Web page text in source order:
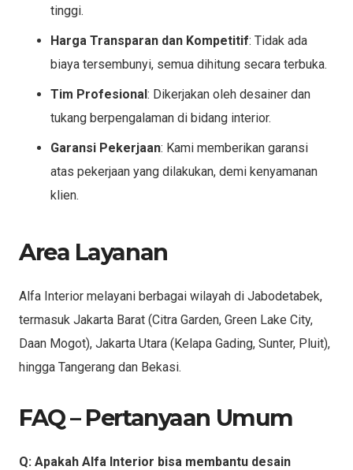
tinggi.
Harga Transparan dan Kompetitif: Tidak ada
biaya tersembunyi, semua dihitung secara terbuka.
Tim Profesional: Dikerjakan oleh desainer dan
tukang berpengalaman di bidang interior.
Garansi Pekerjaan: Kami memberikan garansi
atas pekerjaan yang dilakukan, demi kenyamanan
klien.
Area Layanan
Alfa Interior melayani berbagai wilayah di Jabodetabek,
termasuk Jakarta Barat (Citra Garden, Green Lake City,
Daan Mogot), Jakarta Utara (Kelapa Gading, Sunter, Pluit),
hingga Tangerang dan Bekasi.
FAQ – Pertanyaan Umum
Q: Apakah Alfa Interior bisa membantu desain